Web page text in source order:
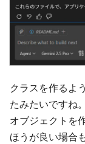
クラスを作るよ
たみたいですね
オブジェクトを
ほうが良い場合